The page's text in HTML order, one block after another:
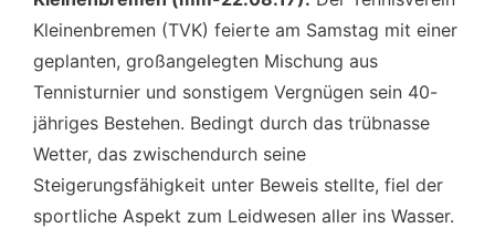
Kleinenbremen (TVK) feierte am Samstag mit einer
geplanten, großangelegten Mischung aus
Tennisturnier und sonstigem Vergnügen sein 40-
jähriges Bestehen. Bedingt durch das trübnasse
Wetter, das zwischendurch seine
Steigerungsfähigkeit unter Beweis stellte, fiel der
sportliche Aspekt zum Leidwesen aller ins Wasser.